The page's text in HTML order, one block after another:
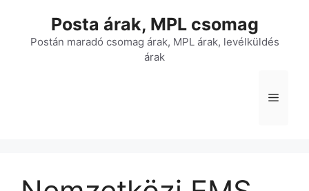
tartalomba
Posta árak, MPL csomag
Postán maradó csomag árak, MPL árak, levélküldés
árak
Menü